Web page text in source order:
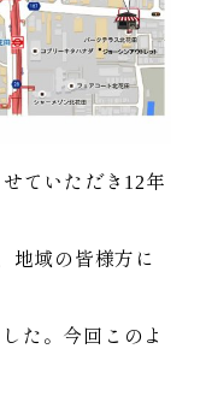
ていただき12年
地域の皆様方に
た。今回このよ